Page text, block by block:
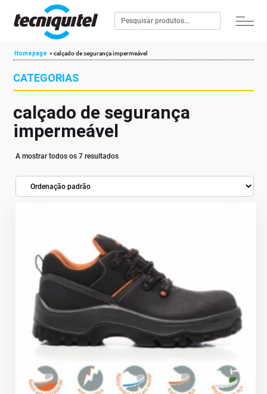
Homepage »calçado de segurança impermeável
CATEGORIAS
calçado de segurança
impermeável
A mostrar todos os 7 resultados